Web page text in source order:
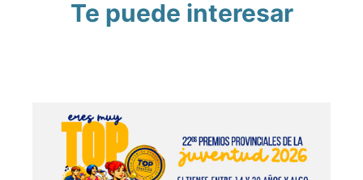
Te puede interesar